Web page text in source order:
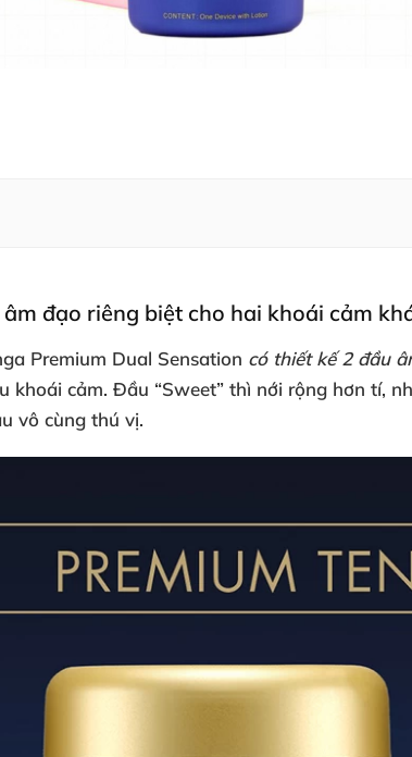
đạo riêng biệt cho hai khoái cảm
Premium Dual Sensation có thiết kế 2 đầu
khoái cảm. Đầu “Sweet” thì nới rộng hơn tí,
vô cùng thú vị.